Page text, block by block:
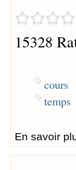
15328
cours
temps
En savoir